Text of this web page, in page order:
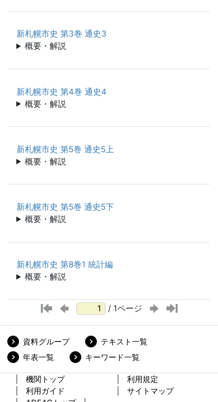
新札幌市史 第3巻 通史3
概要・解説
新札幌市史 第4巻 通史4
概要・解説
新札幌市史 第5巻 通史5上
概要・解説
新札幌市史 第5巻 通史5下
概要・解説
新札幌市史 第8巻1 統計編
概要・解説
/ 1ページ
資料グループ
テキスト一覧
年表一覧
キーワード一覧
機関トップ
利用規定
利用ガイド
サイトマップ